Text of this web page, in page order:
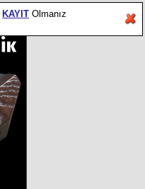
KAYIT Olmanız